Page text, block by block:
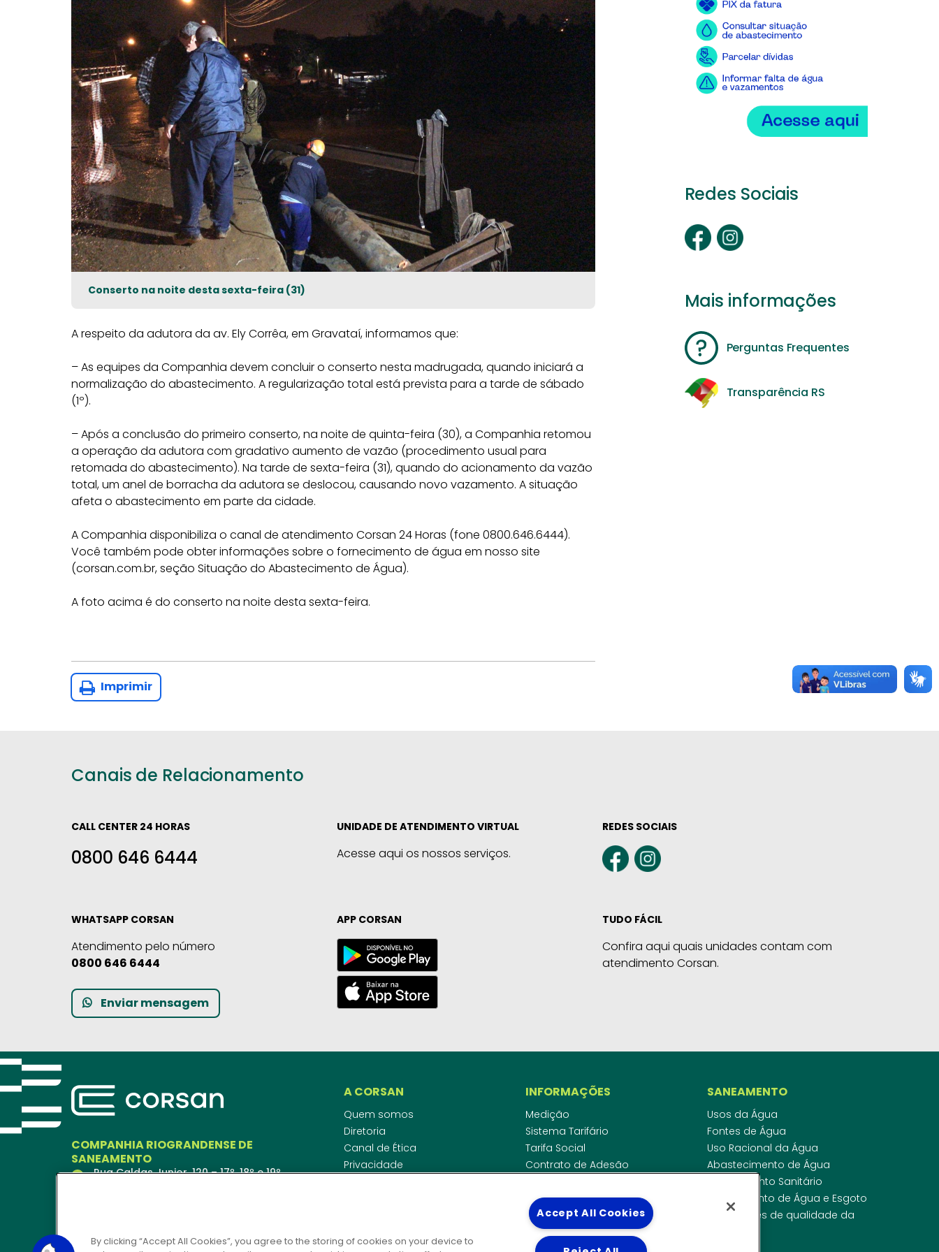
Conserto na noite desta sexta-feira (31)
A respeito da adutora da av. Ely Corrêa, em Gravataí, informamos que:
– As equipes da Companhia devem concluir o conserto nesta madrugada, quando iniciará a
normalização do abastecimento. A regularização total está prevista para a tarde de sábado
(1º).
– Após a conclusão do primeiro conserto, na noite de quinta-feira (30), a Companhia retomou
a operação da adutora com gradativo aumento de vazão (procedimento usual para
retomada do abastecimento). Na tarde de sexta-feira (31), quando do acionamento da vazão
total, um anel de borracha da adutora se deslocou, causando novo vazamento. A situação
afeta o abastecimento em parte da cidade.
A Companhia disponibiliza o canal de atendimento Corsan 24 Horas (fone 0800.646.6444).
Você também pode obter informações sobre o fornecimento de água em nosso site
(corsan.com.br, seção Situação do Abastecimento de Água).
A foto acima é do conserto na noite desta sexta-feira.
Imprimir
Redes Sociais
Mais informações
Perguntas Frequentes
Transparência RS
Canais de Relacionamento
CALL CENTER 24 HORAS
0800 646 6444
UNIDADE DE ATENDIMENTO VIRTUAL
Acesse aqui os nossos serviços.
REDES SOCIAIS
WHATSAPP CORSAN
Atendimento pelo número
0800 646 6444
Enviar mensagem
APP CORSAN TUDO FÁCIL
Confira aqui quais unidades contam com
atendimento Corsan.
COMPANHIA RIOGRANDENSE DE
SANEAMENTO
Rua Caldas Junior, 120 – 17º, 18º e 19º
A CORSAN
Quem somos
Diretoria
Canal de Ética
Privacidade
INFORMAÇÕES
Medição
Sistema Tarifário
Tarifa Social
Contrato de Adesão
Agências Reguladoras
Cobrança pela Disponibilidade
Padrão de Ligação de Água
Guia Cadastro Técnico
SANEAMENTO
Usos da Água
Fontes de Água
Uso Racional da Água
Abastecimento de Água
Esgotamento Sanitário
Regulamento de Água e Esgoto
Indicadores de qualidade da
By clicking “Accept All Cookies”, you agree to the storing of cookies on your device to
Accept All Cookies